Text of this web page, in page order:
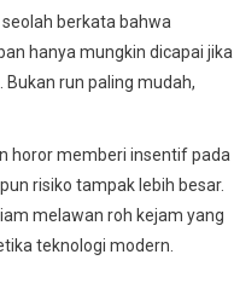
berkata bahwa
hanya mungkin dicapai jika
run paling mudah,
horor memberi insentif pada
risiko tampak lebih besar.
melawan roh kejam yang
teknologi modern.